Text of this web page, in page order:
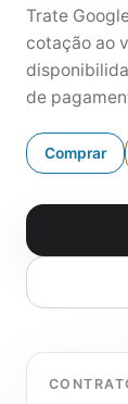
Trate
cotação ao
de
Comprar